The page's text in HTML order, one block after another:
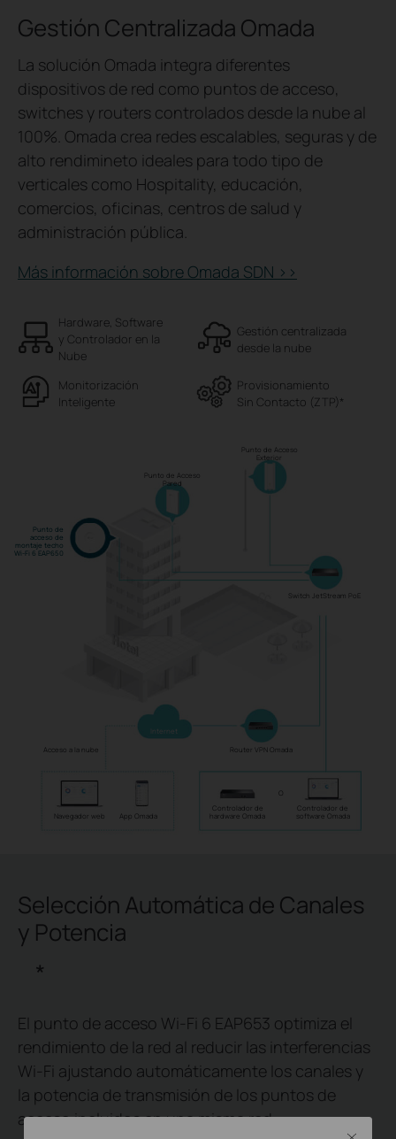
Gestión Centralizada Omada
La solución Omada integra diferentes
dispositivos de red como puntos de acceso,
switches y routers controlados desde la nube al
100%. Omada crea redes escalables, seguras y de
alto rendimineto ideales para todo tipo de
verticales como Hospitality, educación,
comercios, oficinas, centros de salud y
administración pública.
Más información sobre Omada SDN >>
Hardware, Software
y Controlador ​​en la
Nube
Gestión centralizada
desde la nube
Monitorización
Inteligente
Provisionamiento
Sin Contacto (ZTP)*
Internet
Acceso a la nube
Punto de
acceso de
montaje techo
Wi-Fi 6 EAP650
Punto de Acceso
Pared
Punto de Acceso
Exterior
Switch JetStream PoE
Router VPN Omada
Navegador web App Omada
Controlador de
hardware Omada
O
Controlador de
software Omada
Selección Automática de Canales
y Potencia
*
El punto de acceso Wi-Fi 6 EAP653 optimiza el
rendimiento de la red al reducir las interferencias
Wi-Fi ajustando automáticamente los canales y
la potencia de transmisión de los puntos de
acceso incluidos en una misma red.